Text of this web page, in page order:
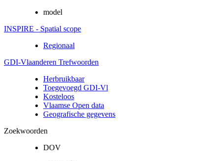
model
INSPIRE - Spatial scope
Regionaal
GDI-Vlaanderen Trefwoorden
Herbruikbaar
Toegevoegd GDI-Vl
Kosteloos
Vlaamse Open data
Geografische gegevens
Zoekwoorden
DOV